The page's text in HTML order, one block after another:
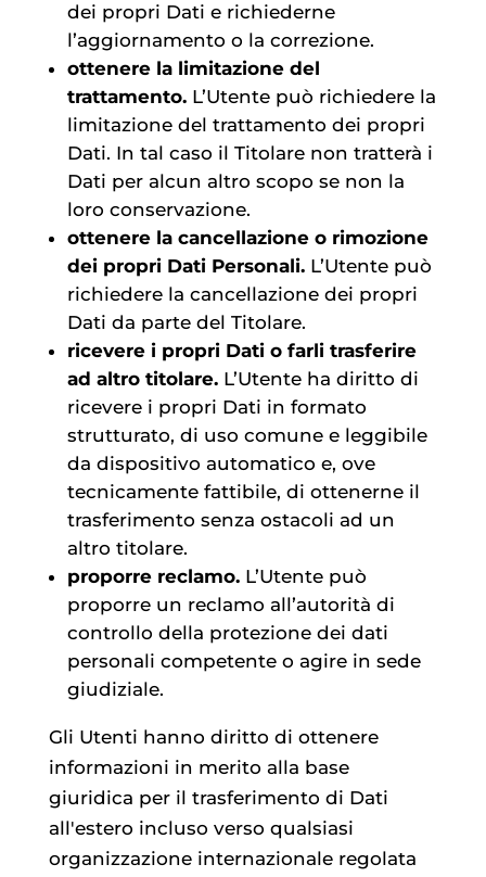
dei propri Dati e richiederne
l’aggiornamento o la correzione.
ottenere la limitazione del
trattamento.L’Utente può richiedere la
limitazione del trattamento dei propri
Dati. In tal caso il Titolare non tratterà i
Dati per alcun altro scopo se non la
loro conservazione.
ottenere la cancellazione o rimozione
dei propri Dati Personali.L’Utente può
richiedere la cancellazione dei propri
Dati da parte del Titolare.
ricevere i propri Dati o farli trasferire
ad altro titolare.L’Utente ha diritto di
ricevere i propri Dati in formato
strutturato, di uso comune e leggibile
da dispositivo automatico e, ove
tecnicamente fattibile, di ottenerne il
trasferimento senza ostacoli ad un
altro titolare.
proporre reclamo.L’Utente può
proporre un reclamo all’autorità di
controllo della protezione dei dati
personali competente o agire in sede
giudiziale.
Gli Utenti hanno diritto di ottenere
informazioni in merito alla base
giuridica per il trasferimento di Dati
all'estero incluso verso qualsiasi
organizzazione internazionale regolata